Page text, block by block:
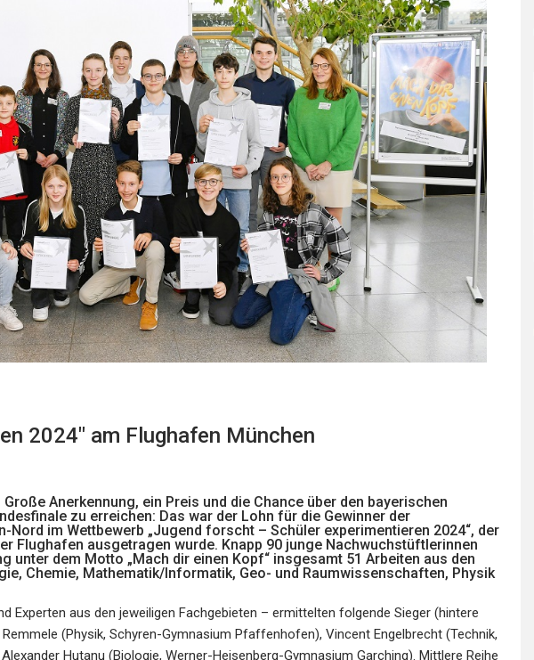
2024″ am Flughafen München
Anerkennung, ein Preis und die Chance über den bayerischen
zu erreichen: Das war der Lohn für die Gewinner der
Nord im Wettbewerb „Jugend forscht – Schüler experimentieren 2024“, der
Flughafen ausgetragen wurde. Knapp 90 junge Nachwuchstüftlerinnen
unter dem Motto „Mach dir einen Kopf“ insgesamt 51 Arbeiten aus den
Chemie, Mathematik/Informatik, Geo- und Raumwissenschaften, Physik
Experten aus den jeweiligen Fachgebieten – ermittelten folgende Sieger (hintere
(Physik, Schyren-Gymnasium Pfaffenhofen), Vincent Engelbrecht (Technik,
Hutanu (Biologie, Werner-Heisenberg-Gymnasium Garching). Mittlere Reihe